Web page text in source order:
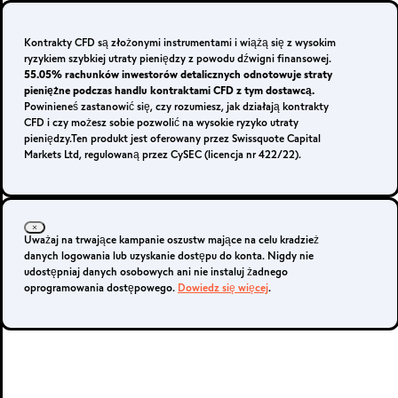
Kontrakty CFD są złożonymi instrumentami i wiążą się z wysokim
ryzykiem szybkiej utraty pieniędzy z powodu dźwigni finansowej.
55.05% rachunków inwestorów detalicznych odnotowuje straty
pieniężne podczas handlu kontraktami CFD z tym dostawcą.
Powinieneś zastanowić się, czy rozumiesz, jak działają kontrakty
CFD i czy możesz sobie pozwolić na wysokie ryzyko utraty
pieniędzy.Ten produkt jest oferowany przez Swissquote Capital
Markets Ltd, regulowaną przez CySEC (licencja nr 422/22).
Uważaj na trwające kampanie oszustw mające na celu kradzież
danych logowania lub uzyskanie dostępu do konta. Nigdy nie
udostępniaj danych osobowych ani nie instaluj żadnego
oprogramowania dostępowego. Dowiedz się więcej.
Logowanie
Konto Live
METATRADER 4 I
5
Zarejestruj się